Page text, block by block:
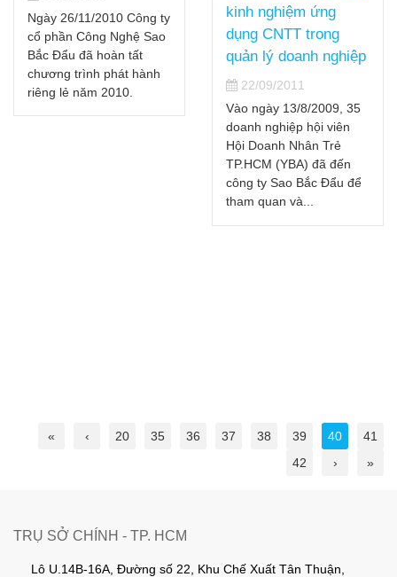
Ngày 26/11/2010 Công ty
cổ phần Công Nghệ Sao
Bắc Đẩu đã hoàn tất
chương trình phát hành
riêng lẻ năm 2010.
kinh nghiệm ứng
dụng CNTT trong
quản lý doanh nghiệp
22/09/2011
Vào ngày 13/8/2009, 35
doanh nghiệp hội viên
Hội Doanh Nhân Trẻ
TP.HCM (YBA) đã đến
công ty Sao Bắc Đẩu để
tham quan và...
« ‹ 20 35 36 37 38 39 40
41
42
› »
TRỤ SỞ CHÍNH - TP. HCM
Lô U.14B-16A, Đường số 22, Khu Chế Xuất Tân Thuận,